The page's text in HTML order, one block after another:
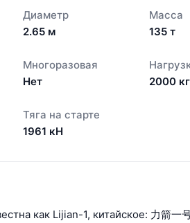
Диаметр
2.65 м
Масса
135 т
Многоразовая
Нет
2000 кг
Тяга на старте
1961 кН
как Lijian-1, китайское: 力箭一